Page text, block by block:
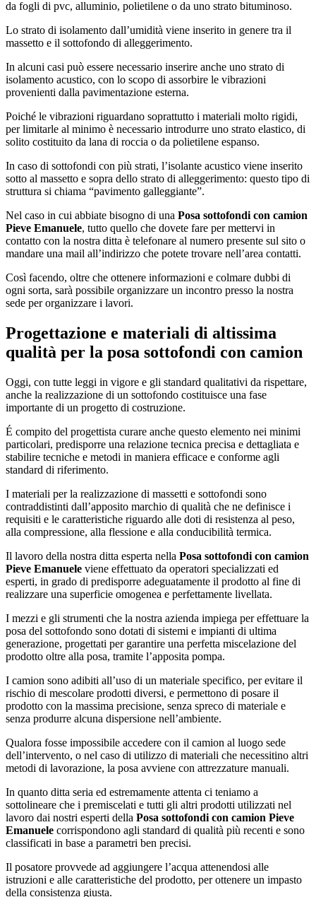
da fogli di pvc, alluminio, polietilene o da uno strato bituminoso.
Lo strato di isolamento dall’umidità viene inserito in genere tra il
massetto e il sottofondo di alleggerimento.
In alcuni casi può essere necessario inserire anche uno strato di
isolamento acustico, con lo scopo di assorbire le vibrazioni
provenienti dalla pavimentazione esterna.
Poiché le vibrazioni riguardano soprattutto i materiali molto rigidi,
per limitarle al minimo è necessario introdurre uno strato elastico, di
solito costituito da lana di roccia o da polietilene espanso.
In caso di sottofondi con più strati, l’isolante acustico viene inserito
sotto al massetto e sopra dello strato di alleggerimento: questo tipo di
struttura si chiama “pavimento galleggiante”.
Nel caso in cui abbiate bisogno di una Posa sottofondi con camion
Pieve Emanuele, tutto quello che dovete fare per mettervi in
contatto con la nostra ditta è telefonare al numero presente sul sito o
mandare una mail all’indirizzo che potete trovare nell’area contatti.
Così facendo, oltre che ottenere informazioni e colmare dubbi di
ogni sorta, sarà possibile organizzare un incontro presso la nostra
sede per organizzare i lavori.
Progettazione e materiali di altissima
qualità per la posa sottofondi con camion
Oggi, con tutte leggi in vigore e gli standard qualitativi da rispettare,
anche la realizzazione di un sottofondo costituisce una fase
importante di un progetto di costruzione.
É compito del progettista curare anche questo elemento nei minimi
particolari, predisporre una relazione tecnica precisa e dettagliata e
stabilire tecniche e metodi in maniera efficace e conforme agli
standard di riferimento.
I materiali per la realizzazione di massetti e sottofondi sono
contraddistinti dall’apposito marchio di qualità che ne definisce i
requisiti e le caratteristiche riguardo alle doti di resistenza al peso,
alla compressione, alla flessione e alla conducibilità termica.
Il lavoro della nostra ditta esperta nella Posa sottofondi con camion
Pieve Emanuele viene effettuato da operatori specializzati ed
esperti, in grado di predisporre adeguatamente il prodotto al fine di
realizzare una superficie omogenea e perfettamente livellata.
I mezzi e gli strumenti che la nostra azienda impiega per effettuare la
posa del sottofondo sono dotati di sistemi e impianti di ultima
generazione, progettati per garantire una perfetta miscelazione del
prodotto oltre alla posa, tramite l’apposita pompa.
I camion sono adibiti all’uso di un materiale specifico, per evitare il
rischio di mescolare prodotti diversi, e permettono di posare il
prodotto con la massima precisione, senza spreco di materiale e
senza produrre alcuna dispersione nell’ambiente.
Qualora fosse impossibile accedere con il camion al luogo sede
dell’intervento, o nel caso di utilizzo di materiali che necessitino altri
metodi di lavorazione, la posa avviene con attrezzature manuali.
In quanto ditta seria ed estremamente attenta ci teniamo a
sottolineare che i premiscelati e tutti gli altri prodotti utilizzati nel
lavoro dai nostri esperti della Posa sottofondi con camion Pieve
Emanuele corrispondono agli standard di qualità più recenti e sono
classificati in base a parametri ben precisi.
Il posatore provvede ad aggiungere l’acqua attenendosi alle
istruzioni e alle caratteristiche del prodotto, per ottenere un impasto
della consistenza giusta.